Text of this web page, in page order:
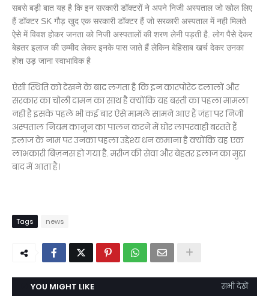
सबसे बड़ी बात यह है कि इन सरकारी डॉक्टरों ने अपने निजी अस्पताल जो खोल लिए
हैं डॉक्टर SK गौड़ खुद एक सरकारी डॉक्टर हैं जो सरकारी अस्पताल में नही मिलते
ऐसे में विवश होकर जनता को निजी अस्पतालों की शरण लेनी पड़ती है. लोग पैसे देकर
बेहतर इलाज की उम्मीद लेकर इनके पास जाते हैं लेकिन बेहिसाब खर्च देकर उनका
होश उड़ जाना स्वाभाविक है
ऐसी स्थिति को देखने के बाद लगता है कि इन कारपोरेट दलालों और
सरकार का चोली दामन का साथ है क्योंकि यह बस्ती का पहला मामला
नही है इसके पहले भी कई बार ऐसे मामले सामने आए हैं जंहा पर निजी
अस्पताल नियम कानून का पालन करने में घोर लापरवाही बरतते हैं
इलाज के नाम पर उनका पहला उद्देश्य धन कमाना है क्योंकि यह एक
लाभकारी बिज़नस हो गया है. मरीज की सेवा और बेहतर इलाज का मुद्दा
बाद में आता है।
Tags news
YOU MIGHT LIKE सभी देखें